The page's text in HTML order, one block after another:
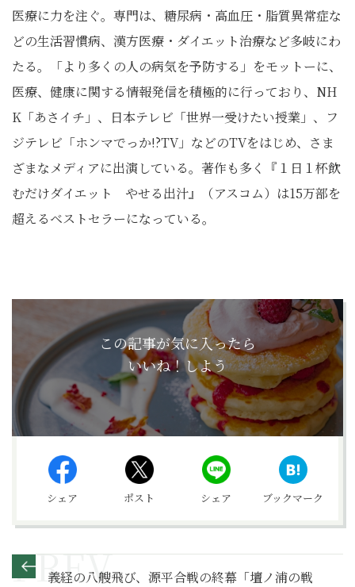
医療に力を注ぐ。専門は、糖尿病・高血圧・脂質異常症な
どの生活習慣病、漢方医療・ダイエット治療など多岐にわ
たる。「より多くの人の病気を予防する」をモットーに、
医療、健康に関する情報発信を積極的に行っており、NH
K「あさイチ」、日本テレビ「世界一受けたい授業」、フ
ジテレビ「ホンマでっか!?TV」などのTVをはじめ、さま
ざまなメディアに出演している。著作も多く『１日１杯飲
むだけダイエット やせる出汁』（アスコム）は15万部を
超えるベストセラーになっている。
この記事が気に入ったら
いいね！しよう
シェア ポスト シェア ブックマーク
義経の八艘飛び、源平合戦の終幕「壇ノ浦の戦